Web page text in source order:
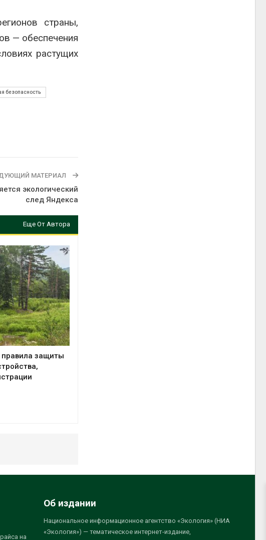
страны,
— обеспечения
растущих
безопасность
МАТЕРИАЛ
экологический
след Яндекса
Еще От Автора
защиты
на
Об издании
Национальное информационное агентство «Экология» (НИА
«Экология») — тематическое интернет-издание,